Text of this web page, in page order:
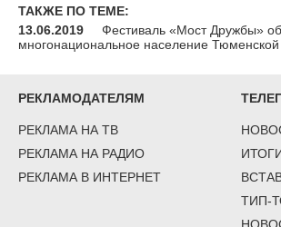
ТАКЖЕ ПО ТЕМЕ:
13.06.2019
Фестиваль «Мост Дружбы»
многонациональное население Тюменской
РЕКЛАМОДАТЕЛЯМ
РЕКЛАМА НА ТВ
РЕКЛАМА НА РАДИО
РЕКЛАМА В ИНТЕРНЕТ
ТИП-